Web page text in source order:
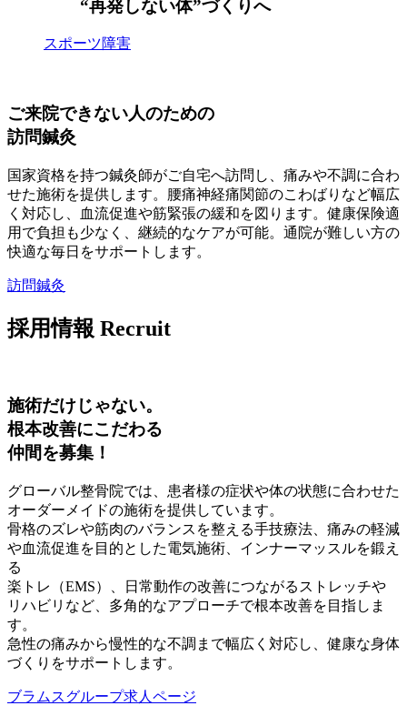
“再発しない体”づくりへ
スポーツ障害
ご来院できない人のための
訪問鍼灸
国家資格を持つ鍼灸師がご自宅へ訪問し、痛みや不調に合わ
せた施術を提供します。腰痛神経痛関節のこわばりなど幅広
く対応し、血流促進や筋緊張の緩和を図ります。健康保険適
用で負担も少なく、継続的なケアが可能。通院が難しい方の
快適な毎日をサポートします。
訪問鍼灸
採用情報 Recruit
施術だけじゃない。
根本改善にこだわる
仲間を募集！
グローバル整骨院では、患者様の症状や体の状態に合わせた
オーダーメイドの施術を提供しています。
骨格のズレや筋肉のバランスを整える手技療法、痛みの軽減
や血流促進を目的とした電気施術、インナーマッスルを鍛え
る
楽トレ（EMS）、日常動作の改善につながるストレッチや
リハビリなど、多角的なアプローチで根本改善を目指しま
す。
急性の痛みから慢性的な不調まで幅広く対応し、健康な身体
づくりをサポートします。
ブラムスグループ求人ページ